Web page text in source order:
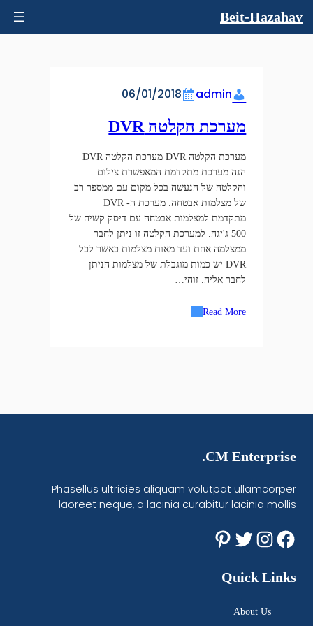
Beit-Hazahav
admin
06/01/2018
מערכת הקלטה DVR
מערכת הקלטה DVR מערכת הקלטה DVR
הנה מערכת מתקדמת המאפשרת צילום
והקלטה של הנעשה בכל מקום עם ממספר רב
של מצלמות אבטחה. מערכת ה- DVR
מתקדמת למצלמות אבטחה עם דיסק קשיח של
500 ג'יגה. למערכת הקלטה זו ניתן לחבר
ממצלמה אחת ועד מאות מצלמות כאשר לכל
DVR יש כמות מוגבלת של מצלמות הניתן
לחבר אליה. זוהי…
Read More
CM Enterprise.
Phasellus ultricies aliquam volutpat ullamcorper
laoreet neque, a lacinia curabitur lacinia mollis
Facebook
Instagram
Twitter
Pinterest
Quick Links
About Us